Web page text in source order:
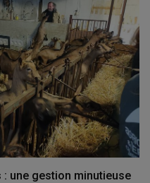
: une gestion minutieuse